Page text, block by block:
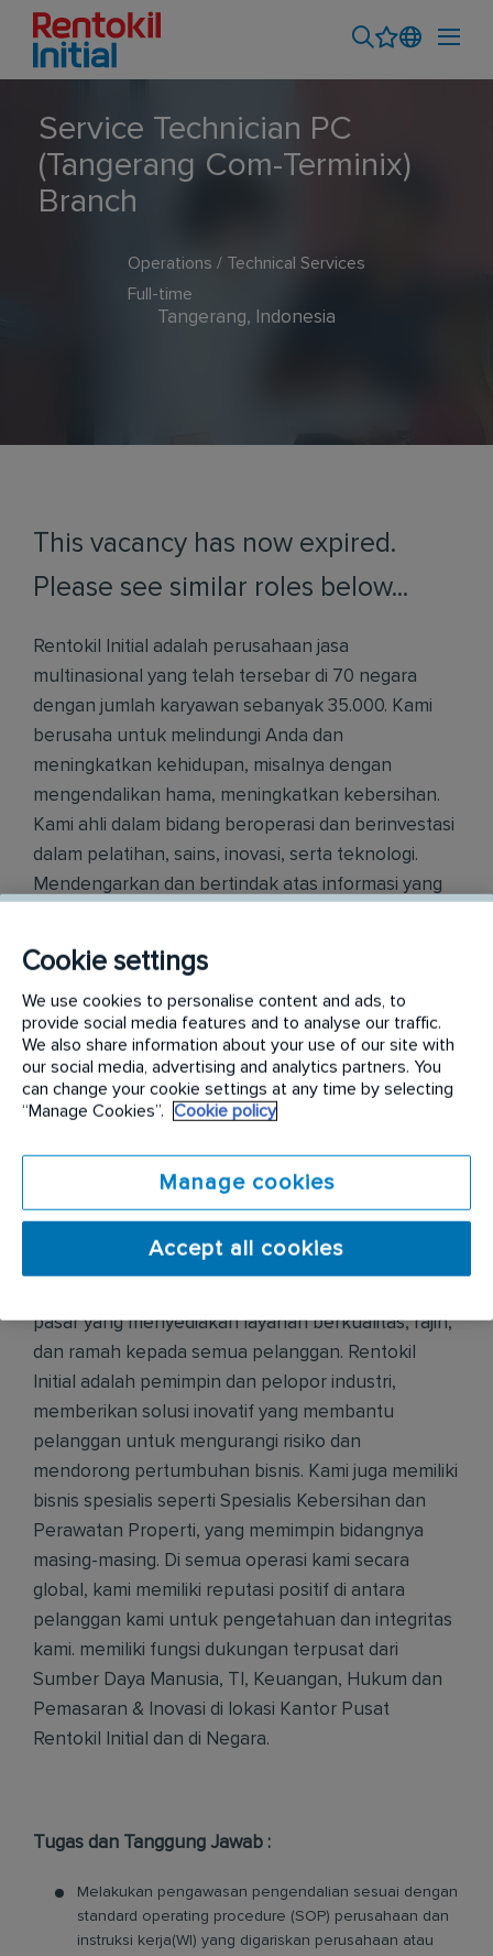
Service Technician PC
(Tangerang Com-Terminix)
Branch
Operations / Technical Services
Full-time
Tangerang, Indonesia
This vacancy has now expired.
Please see similar roles below...
Rentokil Initial adalah perusahaan jasa
multinasional yang telah tersebar di 70 negara
dengan jumlah karyawan sebanyak 35.000. Kami
berusaha untuk melindungi Anda dan
meningkatkan kehidupan, misalnya dengan
mengendalikan hama, meningkatkan kebersihan.
Kami ahli dalam bidang beroperasi dan berinvestasi
dalam pelatihan, sains, inovasi, serta teknologi.
Mendengarkan dan bertindak atas informasi yang
mendukung kolega dan pelanggan kami. Rentokil
Initial menganggap kesetaraan dan keadilan
sebagai hak fundamental dari semua rekannya.
Kami menjalankan nilai-nilai layanan, Hubungan,
dan Kerja Tim yang diidentifikasi oleh kolega kami di
seluruh dunia.
pengendalian hama komersial terkemuka di dunia,
yang beroperasi di 70 negara dan berada di
peringkat 3 teratas di 38 dari 44 negara tempat
pasar yang menyediakan layanan berkualitas, rajin,
dan ramah kepada semua pelanggan. Rentokil
Initial adalah pemimpin dan pelopor industri,
memberikan solusi inovatif yang membantu
pelanggan untuk mengurangi risiko dan
mendorong pertumbuhan bisnis. Kami juga memiliki
bisnis spesialis seperti Spesialis Kebersihan dan
Perawatan Properti, yang memimpin bidangnya
masing-masing. Di semua operasi kami secara
global, kami memiliki reputasi positif di antara
pelanggan kami untuk pengetahuan dan integritas
kami. memiliki fungsi dukungan terpusat dari
Sumber Daya Manusia, TI, Keuangan, Hukum dan
Pemasaran & Inovasi di lokasi Kantor Pusat
Rentokil Initial dan di Negara.
Tugas dan Tanggung Jawab :
Melakukan pengawasan pengendalian sesuai dengan
standard operating procedure (SOP) perusahaan dan
instruksi kerja(WI) yang digariskan perusahaan atau
Cookie settings
We use cookies to personalise content and ads, to
provide social media features and to analyse our traffic.
We also share information about your use of our site with
our social media, advertising and analytics partners. You
can change your cookie settings at any time by selecting
“Manage Cookies”.
Cookie policy
Manage cookies
Accept all cookies